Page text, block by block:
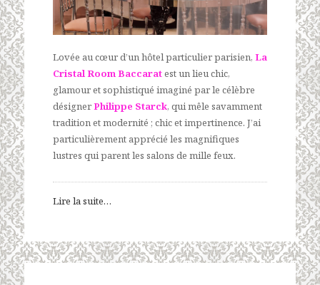
Lovée au cœur d’un hôtel particulier parisien, La
Cristal Room Baccaratest un lieu chic,
glamour et sophistiqué imaginé par le célèbre
désignerPhilippe Starck, qui mêle savamment
tradition et modernité ; chic et impertinence. J’ai
particulièrement apprécié les magnifiques
lustres qui parent les salons de mille feux.
Lire la suite…